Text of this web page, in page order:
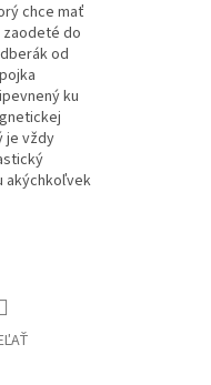
chce mať
do
od
ku
je vždy
akýchkoľvek